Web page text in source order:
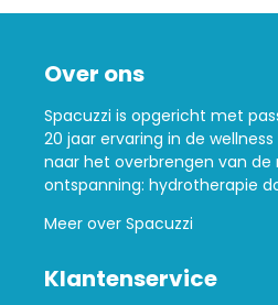
Over ons
Spacuzzi is opgericht met
20 jaar ervaring in de
naar het overbrengen van
ontspanning: hydrotherapie
Meer over Spacuzzi
Klantenservice